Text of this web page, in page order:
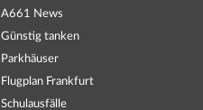
A661 News
Günstig tanken
Parkhäuser
Flugplan Frankfurt
Schulausfälle